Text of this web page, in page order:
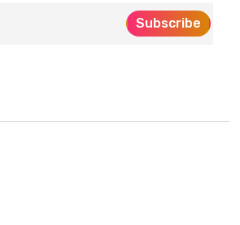
Subscribe